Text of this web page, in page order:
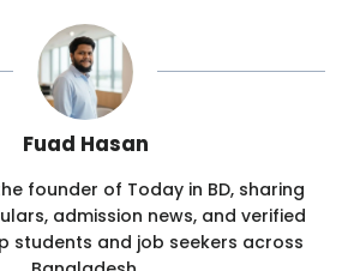
Fuad Hasan
founder of Today in BD, sharing
admission news, and verified
students and job seekers across